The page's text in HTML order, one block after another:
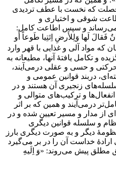
يكسره «طوعاً».آيه 11 فصلت كه نخست با عطف ترديدى
شوقى و اختيارى و
مى‌رساند و سپس اطاعت كامل:
لَها وَلِلأَرضِ اِئتِيا طَوعاً أَو
كه مواد آلى و غذايى با قهر وارد
و تكامل يافتۀ آنها، مطيعانه به
و حسى و عقلى درمى‌آيند،
دربند قوانين عمومى و
زنجيرى آن هستند و در
و تركيب‌هاى متوالى و
درمى‌آيند و همين كه بر اثر
از مدار و مسير تعيين شده و در
و سلسله قوانين ديگرى
ديگر و به صورت ديگرى بارز
خداست آن را در بر مى‌گيرد
مطلق پيش مى‌روند: «وَ اِلَيهِ